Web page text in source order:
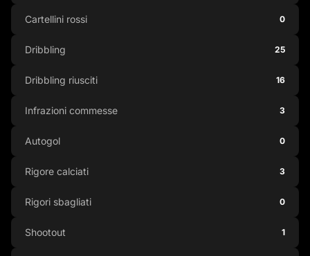
Cartellini rossi 0
Dribbling 25
Dribbling riusciti 16
Infrazioni commesse 3
Autogol 0
Rigore calciati 3
Rigori sbagliati 0
Shootout 1